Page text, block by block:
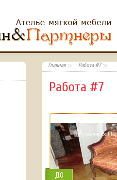
Главная Работа #7
Работа #7
ДО